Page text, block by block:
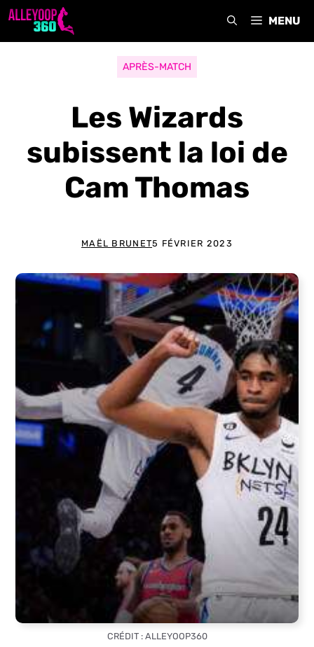
Aller
MENU
APRÈS-MATCH
Les Wizards
subissent la loi de
Cam Thomas
MAËL BRUNET5 FÉVRIER 2023
CRÉDIT : ALLEYOOP360